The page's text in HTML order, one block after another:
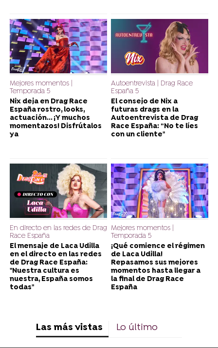
Mejores momentos |
Temporada 5
Nix deja en Drag Race
España rostro, looks,
actuación... ¡Y muchos
momentazos! Disfrútalos
ya
Autoentrevista | Drag Race
España 5
El consejo de Nix a
futuras drags en la
Autoentrevista de Drag
Race España: “No te líes
con un cliente"
En directo en las redes de Drag
Race España
El mensaje de Laca Udilla
en el directo en las redes
de Drag Race España:
"Nuestra cultura es
nuestra, España somos
todas"
Mejores momentos |
Temporada 5
¡Qué comience el régimen
de Laca Udilla!
Repasamos sus mejores
momentos hasta llegar a
la final de Drag Race
España
Las más vistas Lo último